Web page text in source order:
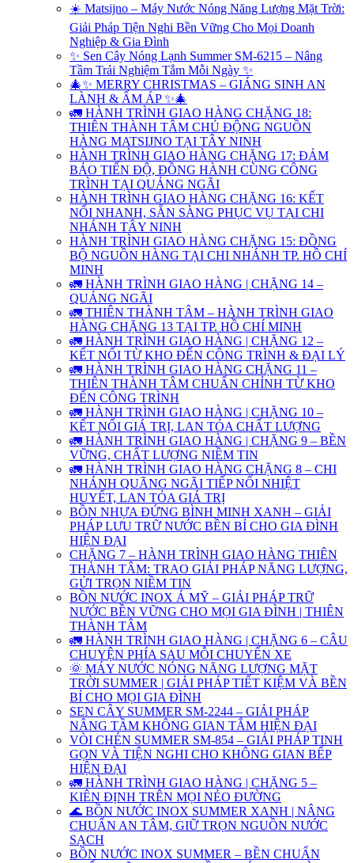
☀️ Matsijno – Máy Nước Nóng Năng Lượng Mặt Trời:
Giải Pháp Tiện Nghi Bền Vững Cho Mọi Doanh
Nghiệp & Gia Đình
✨ Sen Cây Nóng Lạnh Summer SM-6215 – Nâng
Tầm Trải Nghiệm Tắm Mỗi Ngày ✨
🎄✨ MERRY CHRISTMAS – GIÁNG SINH AN
LÀNH & ẤM ÁP ✨🎄
🚛 HÀNH TRÌNH GIAO HÀNG CHẶNG 18:
THIÊN THÀNH TÂM CHỦ ĐỘNG NGUỒN
HÀNG MATSIJNO TẠI TÂY NINH
HÀNH TRÌNH GIAO HÀNG CHẶNG 17: ĐẢM
BẢO TIẾN ĐỘ, ĐỒNG HÀNH CÙNG CÔNG
TRÌNH TẠI QUẢNG NGÃI
HÀNH TRÌNH GIAO HÀNG CHẶNG 16: KẾT
NỐI NHANH, SẴN SÀNG PHỤC VỤ TẠI CHI
NHÁNH TÂY NINH
HÀNH TRÌNH GIAO HÀNG CHẶNG 15: ĐỒNG
BỘ NGUỒN HÀNG TẠI CHI NHÁNH TP. HỒ CHÍ
MINH
🚛 HÀNH TRÌNH GIAO HÀNG | CHẶNG 14 –
QUẢNG NGÃI
🚛 THIÊN THÀNH TÂM – HÀNH TRÌNH GIAO
HÀNG CHẶNG 13 TẠI TP. HỒ CHÍ MINH
🚛 HÀNH TRÌNH GIAO HÀNG | CHẶNG 12 –
KẾT NỐI TỪ KHO ĐẾN CÔNG TRÌNH & ĐẠI LÝ
🚛 HÀNH TRÌNH GIAO HÀNG CHẶNG 11 –
THIÊN THÀNH TÂM CHUẨN CHỈNH TỪ KHO
ĐẾN CÔNG TRÌNH
🚛 HÀNH TRÌNH GIAO HÀNG | CHẶNG 10 –
KẾT NỐI GIÁ TRỊ, LAN TỎA CHẤT LƯỢNG
🚛 HÀNH TRÌNH GIAO HÀNG | CHẶNG 9 – BỀN
VỮNG, CHẤT LƯỢNG NIỀM TIN
🚛 HÀNH TRÌNH GIAO HÀNG CHẶNG 8 – CHI
NHÁNH QUÃNG NGÃI TIẾP NỐI NHIỆT
HUYẾT, LAN TỎA GIÁ TRỊ
BỒN NHỰA ĐỨNG BÌNH MINH XANH – GIẢI
PHÁP LƯU TRỮ NƯỚC BỀN BỈ CHO GIA ĐÌNH
HIỆN ĐẠI
CHẶNG 7 – HÀNH TRÌNH GIAO HÀNG THIÊN
THÀNH TÂM: TRAO GIẢI PHÁP NĂNG LƯỢNG,
GỬI TRỌN NIỀM TIN
BỒN NƯỚC INOX Á MỸ – GIẢI PHÁP TRỮ
NƯỚC BỀN VỮNG CHO MỌI GIA ĐÌNH | THIÊN
THÀNH TÂM
🚛 HÀNH TRÌNH GIAO HÀNG | CHẶNG 6 – CÂU
CHUYỆN PHÍA SAU MỖI CHUYẾN XE
🌞 MÁY NƯỚC NÓNG NĂNG LƯỢNG MẶT
TRỜI SUMMER | GIẢI PHÁP TIẾT KIỆM VÀ BỀN
BỈ CHO MỌI GIA ĐÌNH
SEN CÂY SUMMER SM-2244 – GIẢI PHÁP
NÂNG TẦM KHÔNG GIAN TẮM HIỆN ĐẠI
VÒI CHÉN SUMMER SM-854 – GIẢI PHÁP TINH
GỌN VÀ TIỆN NGHI CHO KHÔNG GIAN BẾP
HIỆN ĐẠI
🚛 HÀNH TRÌNH GIAO HÀNG | CHẶNG 5 –
KIÊN ĐỊNH TRÊN MỌI NẺO ĐƯỜNG
🌊 BỒN NƯỚC INOX SUMMER XANH | NÂNG
CHUẨN AN TÂM, GIỮ TRỌN NGUỒN NƯỚC
SẠCH
BỒN NƯỚC INOX SUMMER – BỀN CHUẨN